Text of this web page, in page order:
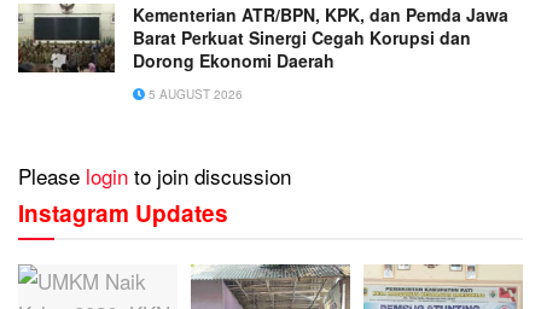
Kementerian ATR/BPN, KPK, dan Pemda Jawa
Barat Perkuat Sinergi Cegah Korupsi dan
Dorong Ekonomi Daerah
5 AUGUST 2026
Please login to join discussion
Instagram Updates